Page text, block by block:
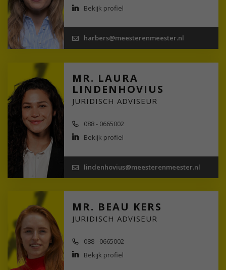
Bekijk profiel
harbers@meesterenmeester.nl
MR. LAURA
LINDENHOVIUS
JURIDISCH ADVISEUR
088 - 0665002
Bekijk profiel
lindenhovius@meesterenmeester.nl
MR. BEAU KERS
JURIDISCH ADVISEUR
088 - 0665002
Bekijk profiel